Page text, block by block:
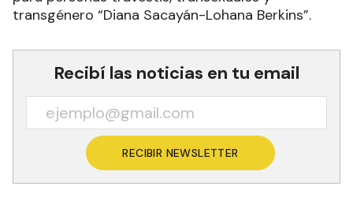
transgénero “Diana Sacayán-Lohana Berkins”.
Recibí las noticias en tu email
RECIBIR NEWSLETTER